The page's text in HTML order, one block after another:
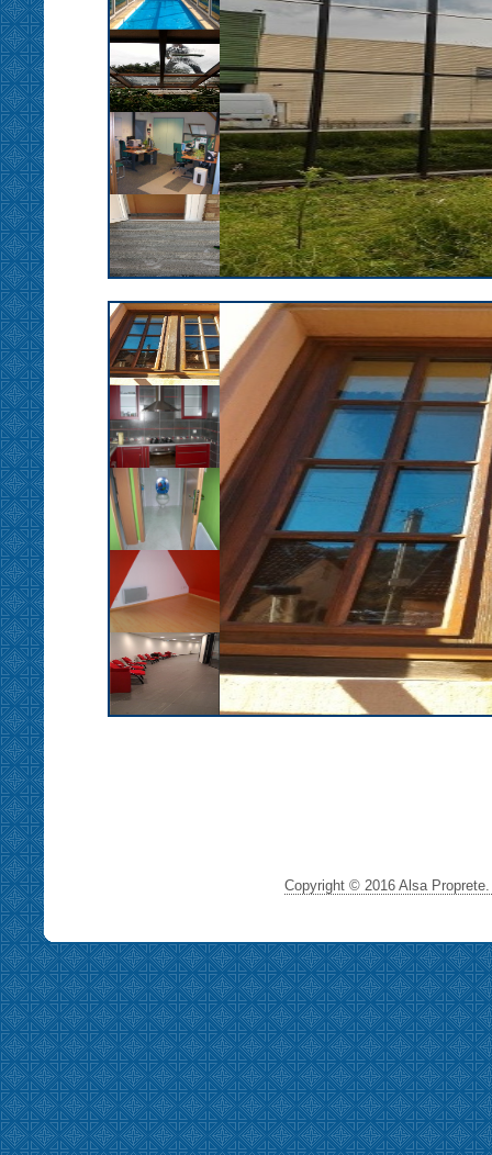
Copyright © 2016 Alsa